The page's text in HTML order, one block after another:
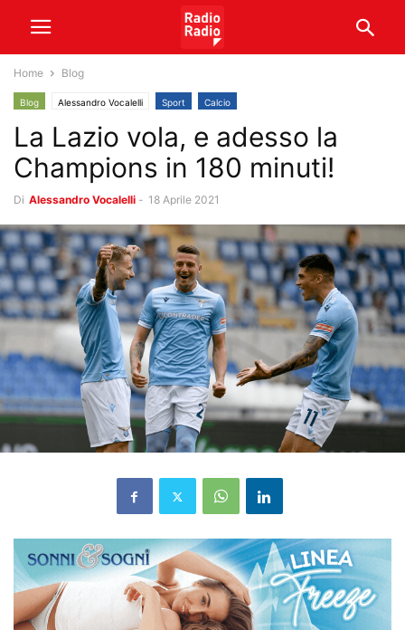
Home Blog
Blog Alessandro Vocalelli Sport Calcio
La Lazio vola, e adesso la
Champions in 180 minuti!
Di Alessandro Vocalelli - 18 Aprile 2021